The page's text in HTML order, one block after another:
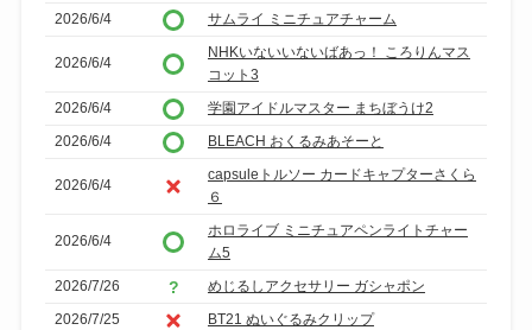
2026/6/4 サムライ ミニチュアチャーム
2026/6/4
NHKいないいないばあっ！ ころりんマス
コット3
2026/6/4
学園アイドルマスター まちぼうけ2
2026/6/4
BLEACH おくるみあそーと
2026/6/4
capsuleトルソー カードキャプターさくら
６
2026/6/4
ホロライブ ミニチュアペンライトチャー
ム5
2026/7/26
めじるしアクセサリー ガシャポン
2026/7/25
BT21 ぬいぐるみクリップ